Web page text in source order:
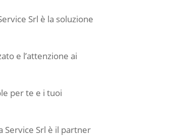
Srl è la soluzione
e l’attenzione ai
per te e i tuoi
Service Srl è il partner